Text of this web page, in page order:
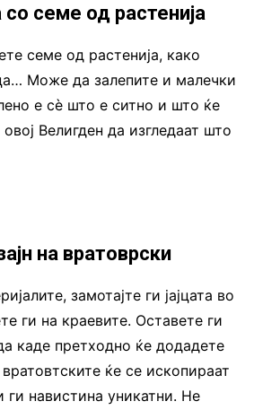
семе од растенија
семе од растенија, како
Може да залепите и малечки
е сè што е ситно и што ќе
овој Велигден да изгледаат што
на вратоврски
замотајте ги јајцата во
ги на краевите. Оставете ги
каде претходно ќе додадете
ќе се ископираат
ги навистина уникатни. Не